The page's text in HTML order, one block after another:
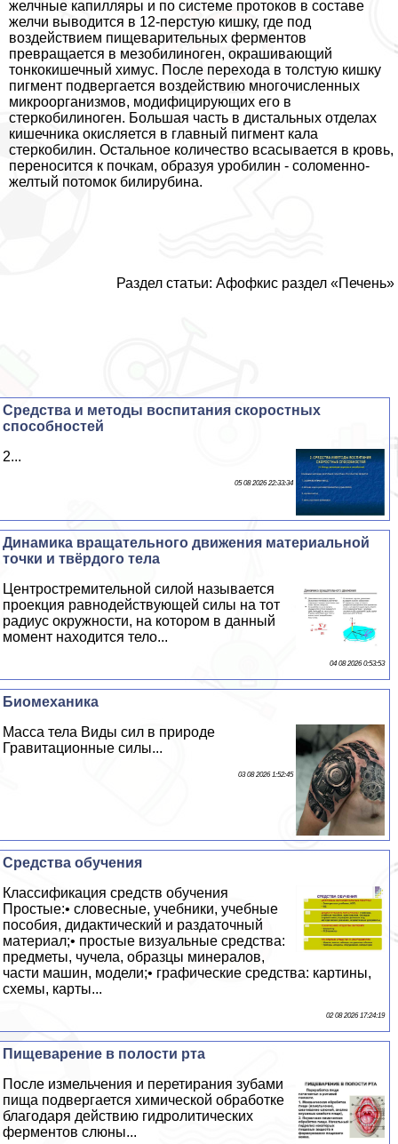
желчные капилляры и по системе протоков в составе
желчи выводится в 12-перстую кишку, где под
воздействием пищеварительных ферментов
превращается в мезобилиноген, окрашивающий
тонкокишечный химус. После перехода в толстую кишку
пигмент подвергается воздействию многочисленных
микроорганизмов, модифицирующих его в
стеркобилиноген. Большая часть в дистальных отделах
кишечника окисляется в главный пигмент кала
стеркобилин. Остальное количество всасывается в кровь,
переносится к почкам, образуя уробилин - соломенно-
желтый потомок билирубина.
Раздел статьи: Афофкис раздел «Печень»
Средства и методы воспитания скоростных
способностей
2...
05 08 2026 22:33:34
Динамика вращательного движения материальной
точки и твёрдого тела
Центростремительной силой называется
проекция равнодействующей силы на тот
радиус окружности, на котором в данный
момент находится тело...
04 08 2026 0:53:53
Биомеханика
Масса тела Виды сил в природе
Гравитационные силы...
03 08 2026 1:52:45
Средства обучения
Классификация средств обучения
Простые:• словесные, учебники, учебные
пособия, дидактический и раздаточный
материал;• простые визуальные средства:
предметы, чучела, образцы минералов,
части машин, модели;• графические средства: картины,
схемы, карты...
02 08 2026 17:24:19
Пищеварение в полости рта
После измельчения и перетирания зубами
пища подвергается химической обработке
благодаря действию гидролитических
ферментов слюны...